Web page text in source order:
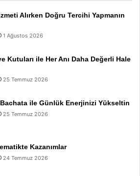
Alırken Doğru Tercihi Yapmanın
1 Ağustos 2026
Kutuları ile Her Anı Daha Değerli Hale
25 Temmuz 2026
ile Günlük Enerjinizi Yükseltin
25 Temmuz 2026
Kazanımlar
24 Temmuz 2026